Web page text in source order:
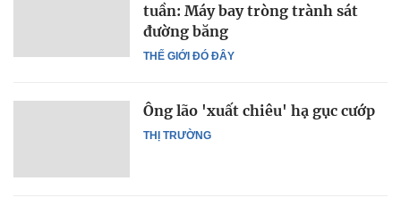
THẾ GIỚI ĐÓ ĐÂY
tuần: Máy bay tròng trành sát
đường băng
THỊ TRƯỜNG
Ông lão 'xuất chiêu' hạ gục cướp